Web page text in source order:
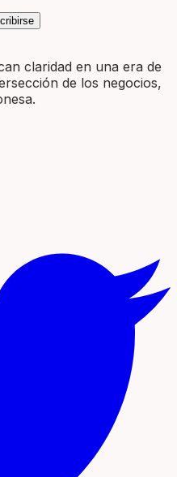
claridad en una era de
de los negocios,